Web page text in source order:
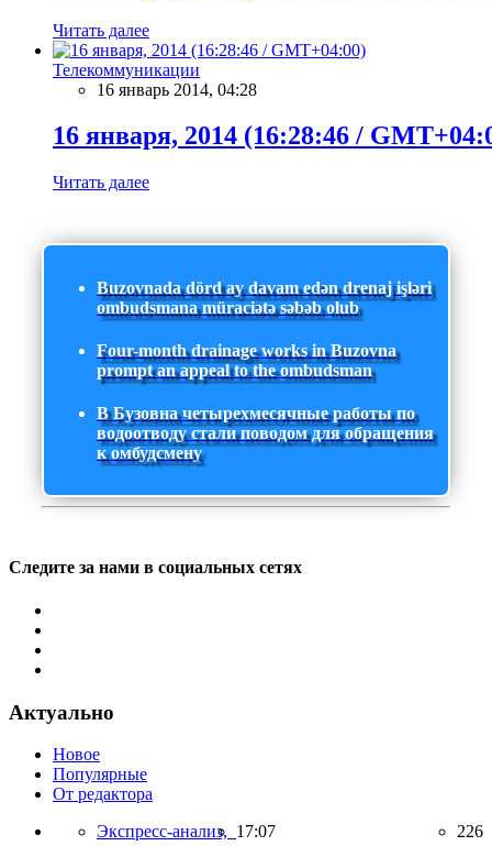
Читать далее
Телекоммуникации
16 январь 2014, 04:28
16 января, 2014 (16:28:46 /
Читать далее
Buzovnada dörd ay davam edən drenaj işləri
ombudsmana müraciətə səbəb olub
Four-month drainage works in Buzovna
prompt an appeal to the ombudsman
В Бузовна четырехмесячные работы по
водоотводу стали поводом для обращения
к омбудсмену
Следите за нами в социальных сетях
Актуально
Новое
Популярные
От редактора
Экспресс-анализ, 17:07 226